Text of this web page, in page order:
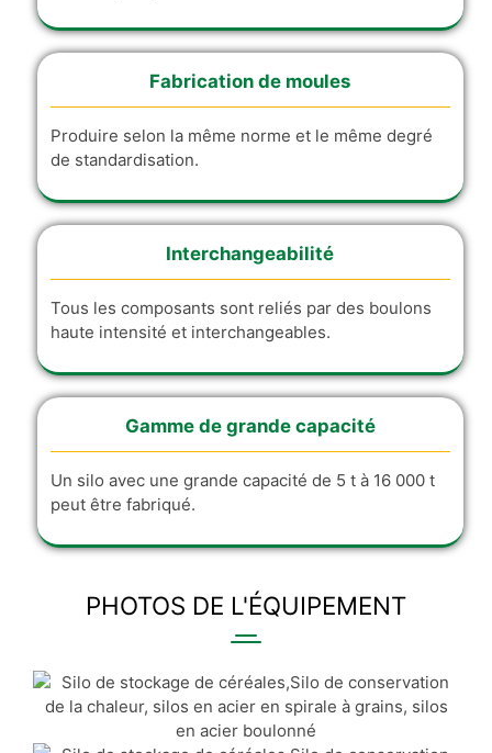
Fabrication de moules
Produire selon la même norme et le même degré
de standardisation.
Interchangeabilité
Tous les composants sont reliés par des boulons
haute intensité et interchangeables.
Gamme de grande capacité
Un silo avec une grande capacité de 5 t à 16 000 t
peut être fabriqué.
PHOTOS DE L'ÉQUIPEMENT